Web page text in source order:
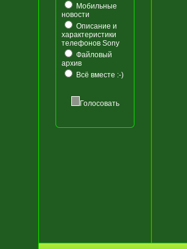
Мобильные
новости
Описание и
характеристики
телефонов Sony
Файловый
архив
Всё вместе :-)
Голосовать